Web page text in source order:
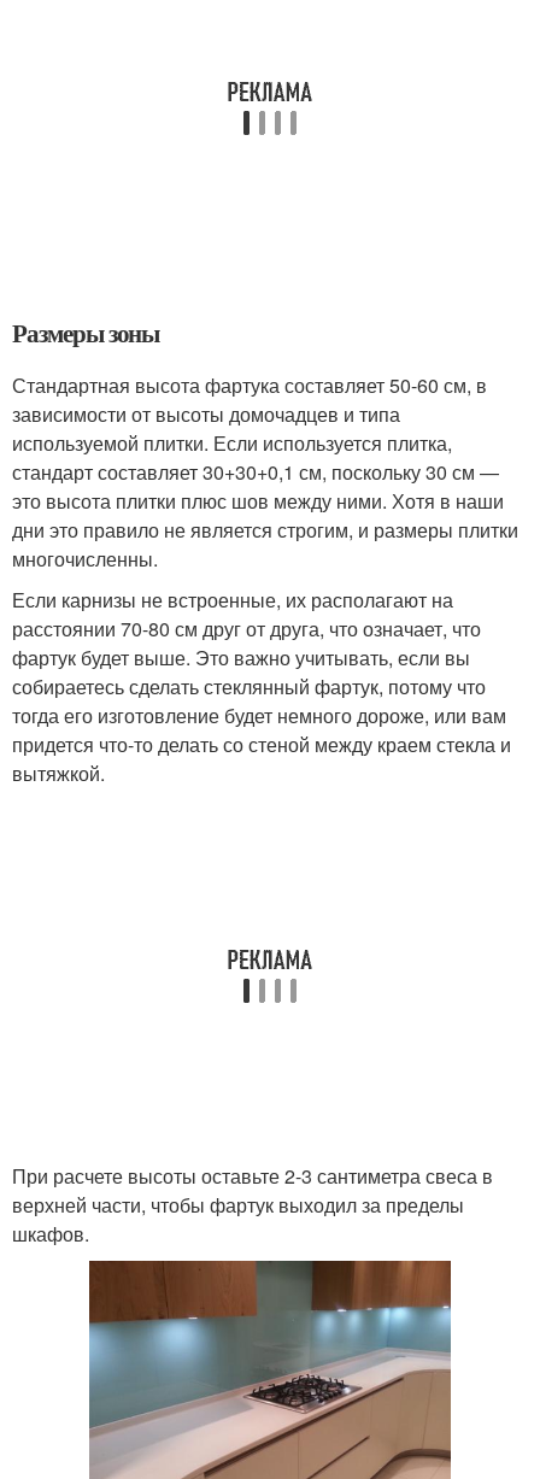
Размеры зоны
Стандартная высота фартука составляет 50-60 см, в
зависимости от высоты домочадцев и типа
используемой плитки. Если используется плитка,
стандарт составляет 30+30+0,1 см, поскольку 30 см —
это высота плитки плюс шов между ними. Хотя в наши
дни это правило не является строгим, и размеры плитки
многочисленны.
Если карнизы не встроенные, их располагают на
расстоянии 70-80 см друг от друга, что означает, что
фартук будет выше. Это важно учитывать, если вы
собираетесь сделать стеклянный фартук, потому что
тогда его изготовление будет немного дороже, или вам
придется что-то делать со стеной между краем стекла и
вытяжкой.
При расчете высоты оставьте 2-3 сантиметра свеса в
верхней части, чтобы фартук выходил за пределы
шкафов.